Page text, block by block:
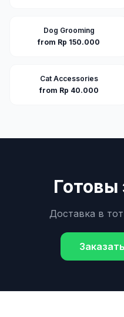
Dog Grooming
from Rp 150.000
Cat Accessories
from Rp 40.000
Готовы
Доставка в